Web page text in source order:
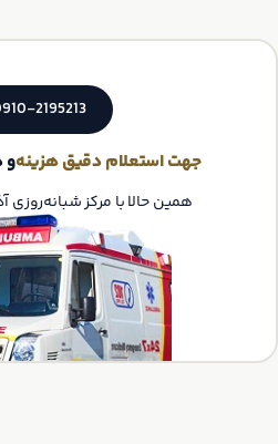
جهت استعلام دقیق هزینهو
همین حالا با مرکز شبانه‌روزی
2195213